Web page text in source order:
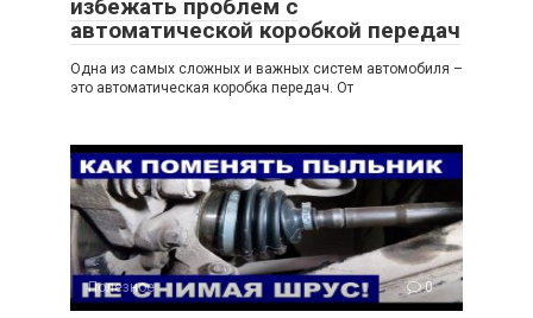
избежать проблем с
автоматической коробкой передач
Одна из самых сложных и важных систем автомобиля –
это автоматическая коробка передач. От
Полезное 0